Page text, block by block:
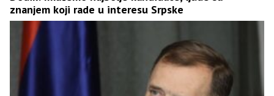
znanjem koji rade u interesu Srpske